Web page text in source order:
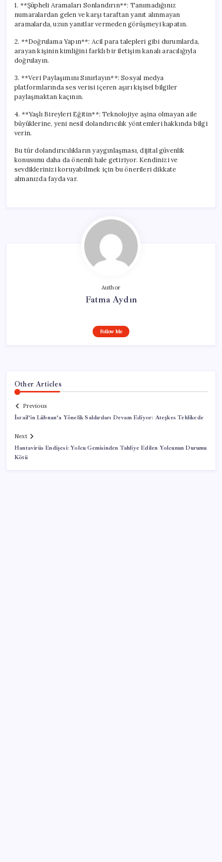
1. **Şüpheli Aramaları Sonlandırın**: Tanımadığınız
numaralardan gelen ve karşı taraftan yanıt alınmayan
aramalarda, uzun yanıtlar vermeden görüşmeyi kapatın.
2. **Doğrulama Yapın**: Acil para talepleri gibi durumlarda,
arayan kişinin kimliğini farklı bir iletişim kanalı aracılığıyla
doğrulayın.
3. **Veri Paylaşımını Sınırlayın**: Sosyal medya
platformlarında ses verisi içeren aşırı kişisel bilgiler
paylaşmaktan kaçının.
4. **Yaşlı Bireyleri Eğitin**: Teknolojiye aşina olmayan aile
büyüklerine, yeni nesil dolandırıcılık yöntemleri hakkında bilgi
verin.
Bu tür dolandırıcılıkların yaygınlaşması, dijital güvenlik
konusunu daha da önemli hale getiriyor. Kendinizi ve
sevdiklerinizi koruyabilmek için bu önerileri dikkate
almanızda fayda var.
Author
Fatma Aydın
Follow Me
Other Articles
Previous
İsrail’in Lübnan’a Yönelik Saldırıları Devam Ediyor: Ateşkes Tehlikede
Next
Hantavirüs Endişesi: Yolcu Gemisinden Tahliye Edilen Yolcunun Durumu
Kötü